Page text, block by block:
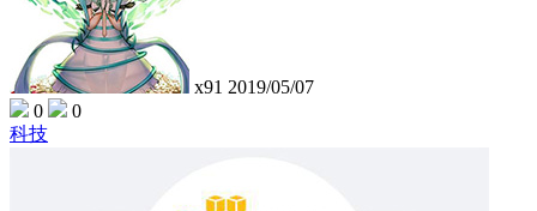
x91 2019/05/07
0
0
科技